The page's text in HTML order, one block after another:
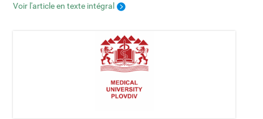
Voir l'article en texte intégral